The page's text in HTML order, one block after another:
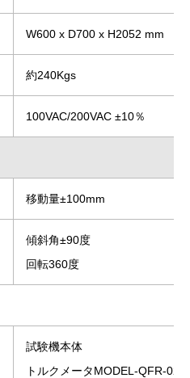
W600 x D700 x H2052 mm
約240Kgs
100VAC/200VAC ±10％
移動量±100mm
傾斜角±90度
回転360度
試験機本体
トルクメータMODEL-QFR-02K